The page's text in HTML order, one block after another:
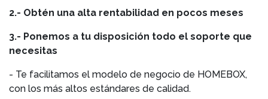
2.- Obtén una alta rentabilidad en pocos meses
3.- Ponemos a tu disposición todo el soporte que
necesitas
- Te facilitamos el modelo de negocio de HOMEBOX,
con los más altos estándares de calidad.